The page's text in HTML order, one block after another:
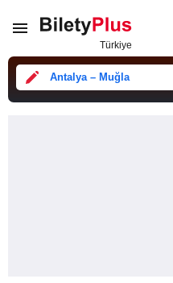
Antalya – Muğla